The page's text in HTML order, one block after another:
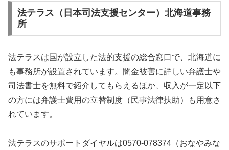
法テラス（日本司法支援センター）北海道事務
所
法テラスは国が設立した法的支援の総合窓口で、北海道に
も事務所が設置されています。闇金被害に詳しい弁護士や
司法書士を無料で紹介してもらえるほか、収入が一定以下
の方には弁護士費用の立替制度（民事法律扶助）も用意さ
れています。
法テラスのサポートダイヤルは0570-078374（おなやみな